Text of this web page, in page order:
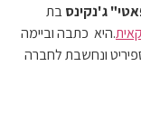
ג'נקינסבת
.היא כתבה וביימה
ונחשבת לחברה